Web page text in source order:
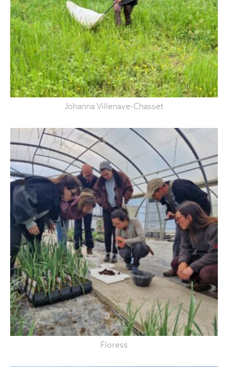
Johanna Villenave-Chasset
Floress